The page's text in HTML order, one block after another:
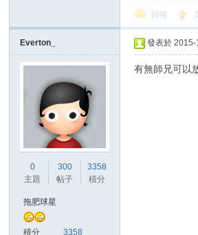
回復
Everton_
0
主題
300
帖子
3358
積分
拖肥球星
積分 3358
發表於
有無師兄可以